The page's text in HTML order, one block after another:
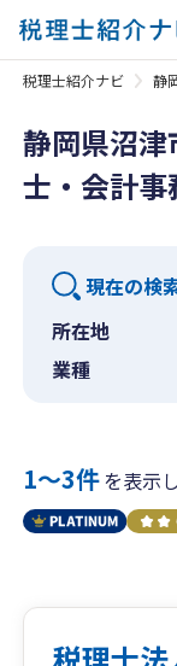
税理士紹介ナビ 静
静岡県沼
士・会計
現在の検
所在地
業種
1〜3件を表示